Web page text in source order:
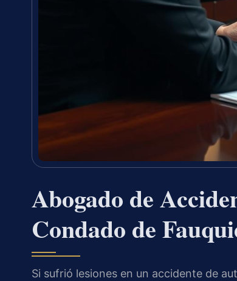
Abogado de
Condado de
Si sufrió lesiones en un accidente de